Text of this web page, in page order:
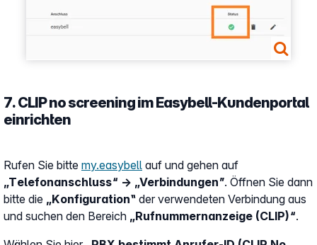
7. CLIP no screening im Easybell-Kundenportal
einrichten
Rufen Sie bitte my.easybell auf und gehen auf
„Telefonanschluss“ → „Verbindungen”. Öffnen Sie dann
bitte die „Konfiguration‟ der verwendeten Verbindung aus
und suchen den Bereich „Rufnummernanzeige (CLIP)“.